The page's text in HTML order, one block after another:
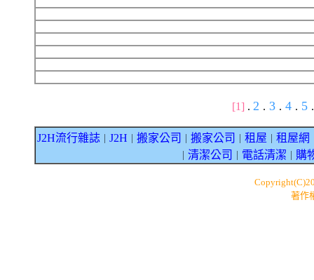
[1] . 2 . 3 . 4 . 5 .
J2H流行雜誌 J2H 搬家公司 搬家公司 租屋 租屋網
清潔公司 電話清潔 購
著作